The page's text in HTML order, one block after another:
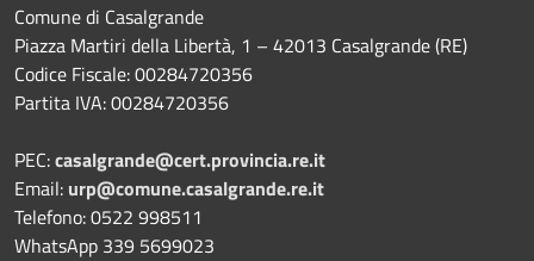
Comune di Casalgrande
Piazza Martiri della Libertà, 1 – 42013 Casalgrande (RE)
Codice Fiscale: 00284720356
Partita IVA: 00284720356
PEC:casalgrande@cert.provincia.re.it
Email: urp@comune.casalgrande.re.it
Telefono: 0522 998511
WhatsApp 339 5699023